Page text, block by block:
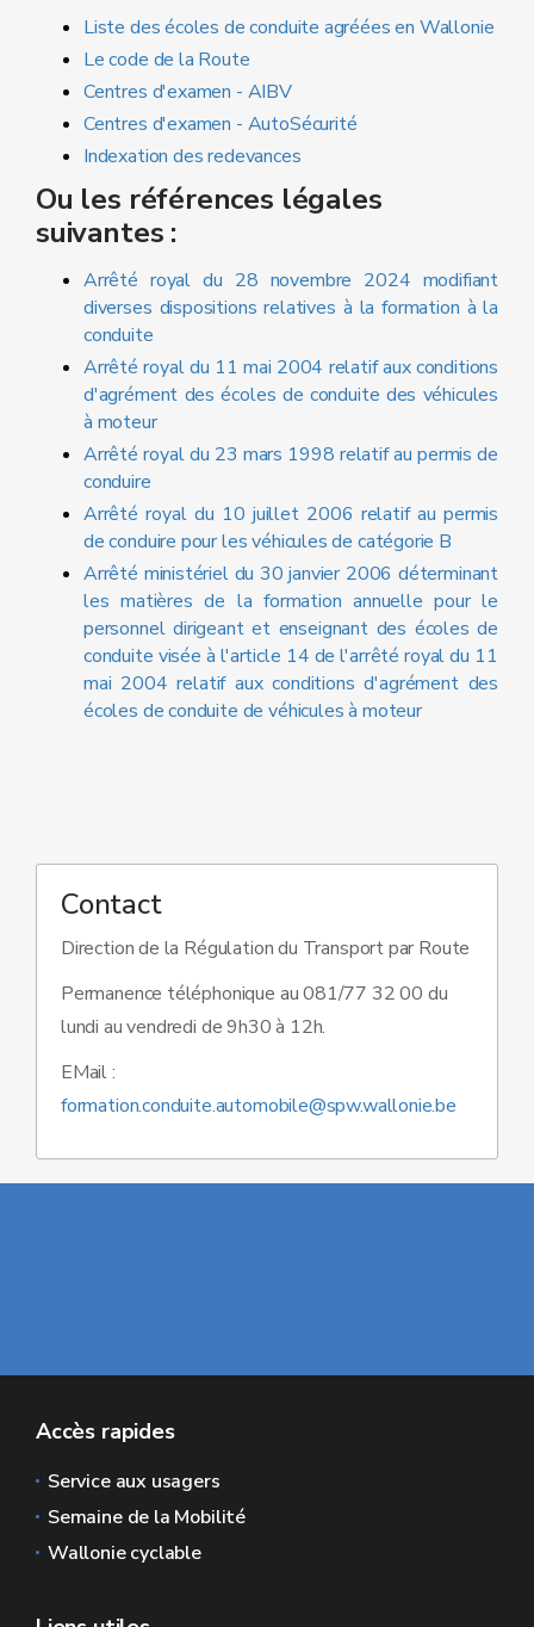
Liste des écoles de conduite agréées en Wallonie
Le code de la Route
Centres d'examen - AIBV
Centres d'examen - AutoSécurité
Indexation des redevances
Ou les références légales
suivantes :
Arrêté royal du 28 novembre 2024 modifiant
diverses dispositions relatives à la formation à la
conduite
Arrêté royal du 11 mai 2004 relatif aux conditions
d'agrément des écoles de conduite des véhicules
à moteur
Arrêté royal du 23 mars 1998 relatif au permis de
conduire
Arrêté royal du 10 juillet 2006 relatif au permis
de conduire pour les véhicules de catégorie B
Arrêté ministériel du 30 janvier 2006 déterminant
les matières de la formation annuelle pour le
personnel dirigeant et enseignant des écoles de
conduite visée à l'article 14 de l'arrêté royal du 11
mai 2004 relatif aux conditions d'agrément des
écoles de conduite de véhicules à moteur
Contact
Direction de la Régulation du Transport par Route
Permanence téléphonique au 081/77 32 00 du
lundi au vendredi de 9h30 à 12h.
EMail :
formation.conduite.automobile@spw.wallonie.be
Accès rapides
Service aux usagers
Semaine de la Mobilité
Wallonie cyclable